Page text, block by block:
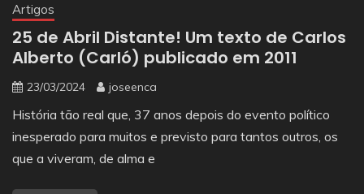
Artigos
25 de Abril Distante! Um texto de Carlos
Alberto (Carló) publicado em 2011
23/03/2024 joseenca
História tão real que, 37 anos depois do evento político
inesperado para muitos e previsto para tantos outros, os
que a viveram, de alma e